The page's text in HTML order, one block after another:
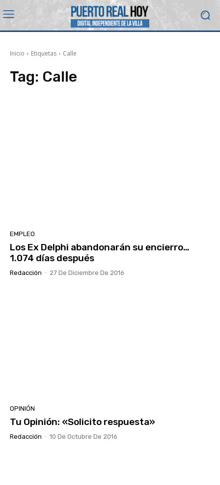
Inicio Etiquetas Calle
Tag: Calle
EMPLEO
Los Ex Delphi abandonarán su encierro…
1.074 días después
Redacción - 27 De Diciembre De 2016
OPINIÓN
Tu Opinión: «Solicito respuesta»
Redacción - 10 De Octubre De 2016